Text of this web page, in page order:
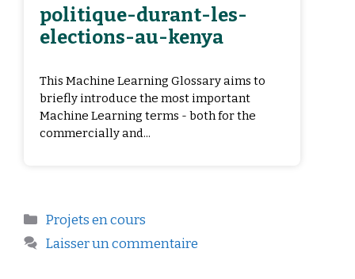
politique-durant-les-
elections-au-kenya
This Machine Learning Glossary aims to
briefly introduce the most important
Machine Learning terms - both for the
commercially and...
Projets en cours
Laisser un commentaire